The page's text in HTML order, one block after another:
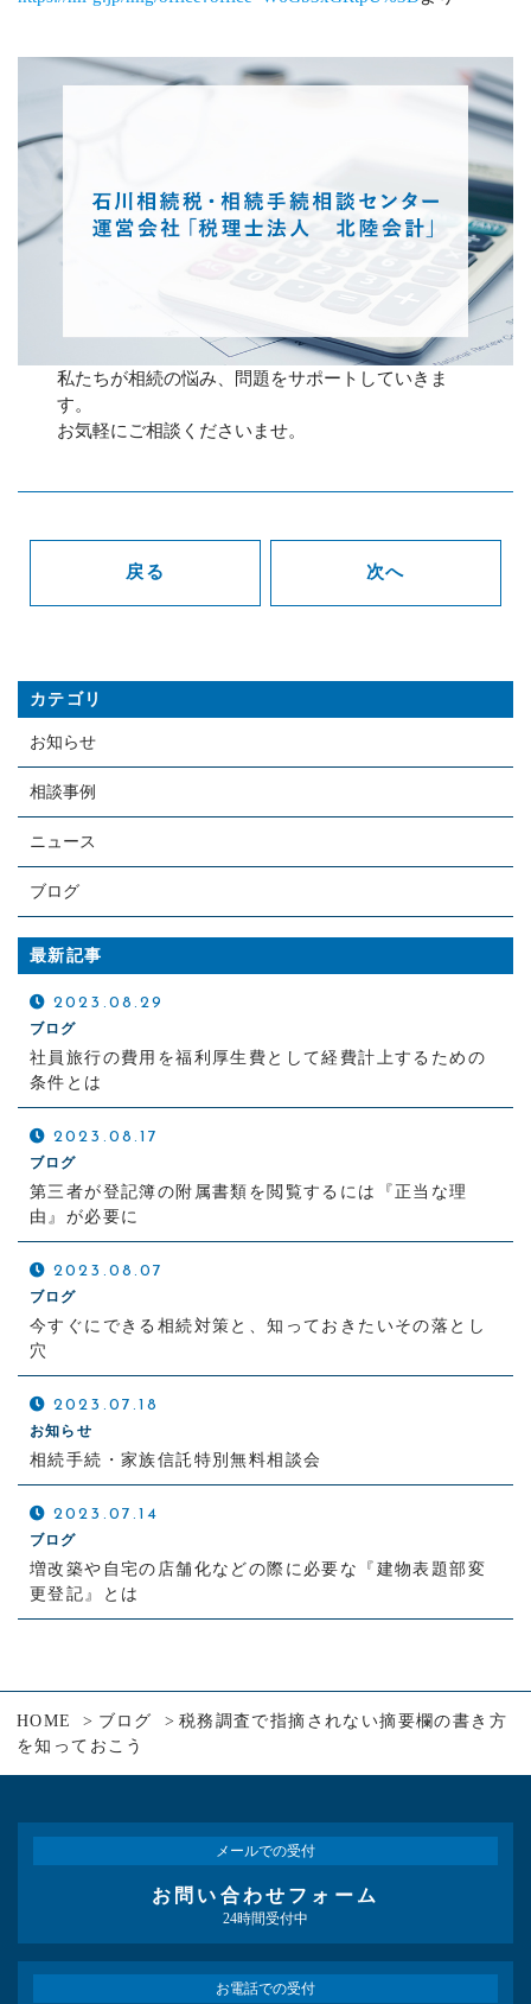
私たちが相続の悩み、問題をサポートしていきま
す。
お気軽にご相談くださいませ。
戻る 次へ
カテゴリ
お知らせ
相談事例
ニュース
ブログ
最新記事
2023.08.29
ブログ
社員旅行の費用を福利厚生費として経費計上するための
条件とは
2023.08.17
ブログ
第三者が登記簿の附属書類を閲覧するには『正当な理
由』が必要に
2023.08.07
ブログ
今すぐにできる相続対策と、知っておきたいその落とし
穴
2023.07.18
お知らせ
相続手続・家族信託特別無料相談会
2023.07.14
ブログ
増改築や自宅の店舗化などの際に必要な『建物表題部変
更登記』とは
HOME ブログ
税務調査で指摘されない摘要欄の書き方
を知っておこう
メールでの受付
お問い合わせフォーム
24時間受付中
お電話での受付